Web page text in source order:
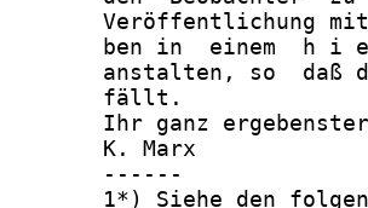
Veröffentlichung
ben in  einem  h i
anstalten, so  daß
       fällt.
       Ihr ganz ergebenster
       K. Marx
       ------
1*) Siehe den